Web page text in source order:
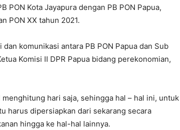
PON Kota Jayapura dengan PB PON Papua,
PON XX tahun 2021.
komunikasi antara PB PON Papua dan Sub
Komisi II DPR Papua bidang perekonomian,
hari saja, sehingga hal – hal ini, untuk
harus dipersiapkan dari sekarang secara
hingga ke hal-hal lainnya.